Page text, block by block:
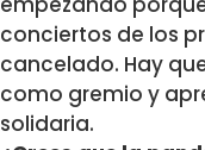
conciertos de los
cancelado. Hay
como gremio y
solidaria.